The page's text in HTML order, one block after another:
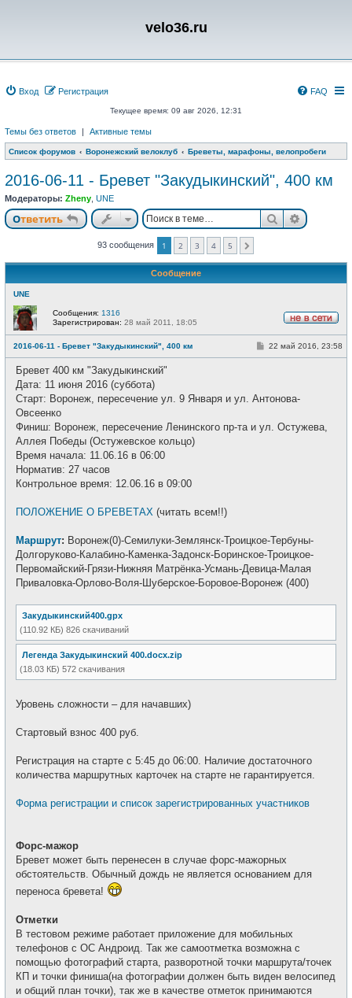
velo36.ru
Вход Регистрация FAQ
Текущее время: 09 авг 2026, 12:31
Темы без ответов | Активные темы
Список форумов Воронежский велоклуб Бреветы, марафоны, велопробеги
2016-06-11 - Бревет "Закудыкинский", 400 км
Модераторы: Zheny UNE
Ответить Поиск
93 сообщения 1 2 3 4 5
Сообщение
UNE
е
в
с
Сообщения: 1316
Зарегистрирован: 28 май 2011, 18:05
2016-06-11 - Бревет "Закудыкинский", 400 км
С
н
22 май 2016, 23:58
Бревет 400 км "Закудыкинский"
Дата: 11 июня 2016 (суббота)
Старт: Воронеж, пересечение ул. 9 Января и ул. Антонова-
Овсеенко
Финиш: Воронеж, пересечение Ленинского пр-та и ул. Остужева,
Аллея Победы (Остужевское кольцо)
Время начала: 11.06.16 в 06:00
Норматив: 27 часов
Контрольное время: 12.06.16 в 09:00
ПОЛОЖЕНИЕ О БРЕВЕТАХ (читать всем!!)
Маршрут: Воронеж(0)-Семилуки-Землянск-Троицкое-Тербуны-
Долгоруково-Калабино-Каменка-Задонск-Боринское-Троицкое-
Первомайский-Грязи-Нижняя Матрёнка-Усмань-Девица-Малая
Приваловка-Орлово-Воля-Шуберское-Боровое-Воронеж (400)
Закудыкинский400.gpx
(110.92 КБ) 826 скачиваний
Легенда Закудыкинский 400.docx.zip
(18.03 КБ) 572 скачивания
Уровень сложности – для начавших)
Стартовый взнос 400 руб.
Регистрация на старте с 5:45 до 06:00. Наличие достаточного
количества маршрутных карточек на старте не гарантируется.
Форма регистрации и список зарегистрированных участников
Форс-мажор
Бревет может быть перенесен в случае форс-мажорных
обстоятельств. Обычный дождь не является основанием для
переноса бревета!
Отметки
В тестовом режиме работает приложение для мобильных
телефонов с ОС Андроид. Так же самоотметка возможна с
помощью фотографий старта, разворотной точки маршрута/точек
КП и точки финиша(на фотографии должен быть виден велосипед
и общий план точки), так же в качестве отметок принимаются